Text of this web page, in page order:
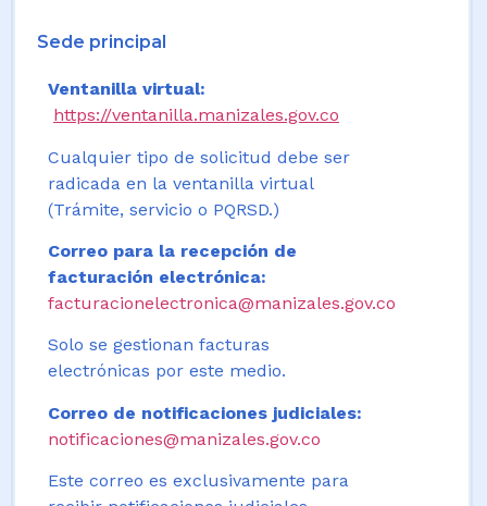
Sede principal
Ventanilla virtual:
https://ventanilla.manizales.gov.co
Cualquier tipo de solicitud debe ser
radicada en la ventanilla virtual
(Trámite, servicio o PQRSD.)
Correo para la recepción de
facturación electrónica:
facturacionelectronica@manizales.gov.co
Solo se gestionan facturas
electrónicas por este medio.
Correo de notificaciones judiciales:
notificaciones@manizales.gov.co
Este correo es exclusivamente para